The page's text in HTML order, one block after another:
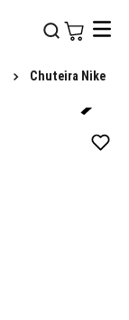
Chuteira Nike